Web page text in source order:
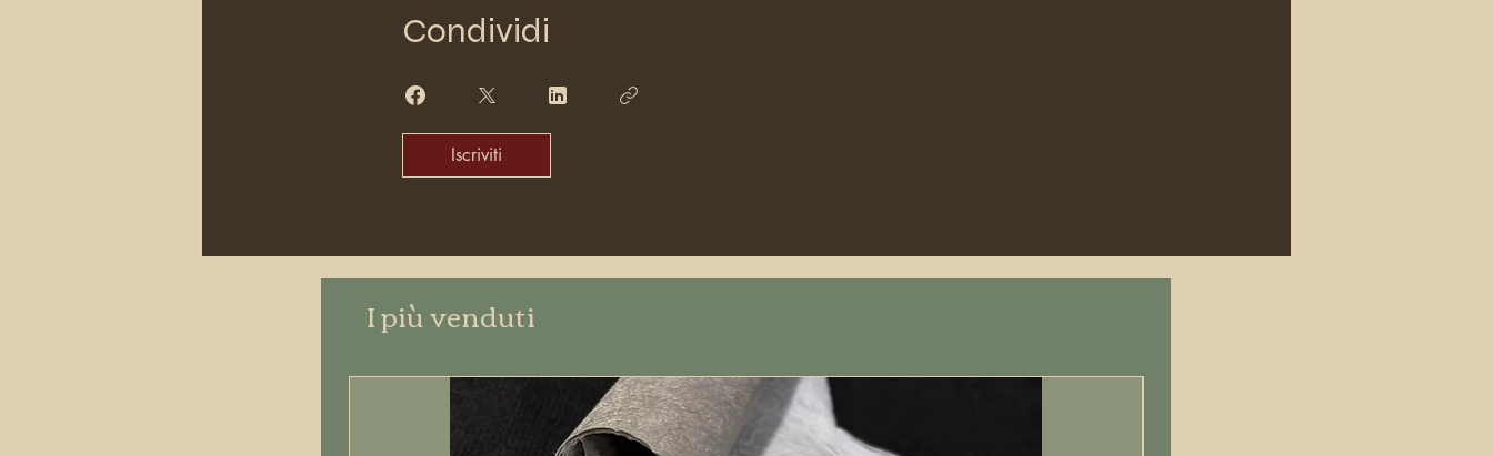
Condividi
Iscriviti
I più venduti